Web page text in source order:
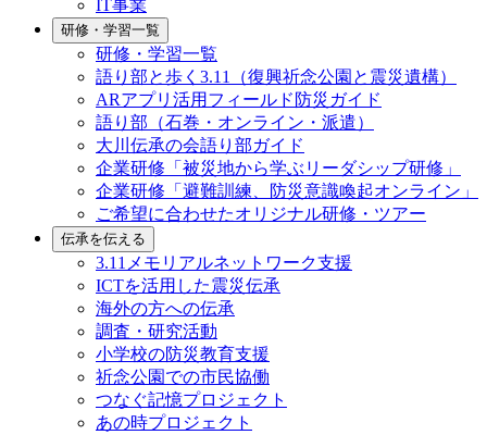
IT事業
研修・学習一覧
研修・学習一覧
語り部と歩く3.11（復興祈念公園と震災遺構）
ARアプリ活用フィールド防災ガイド
語り部（石巻・オンライン・派遣）
大川伝承の会語り部ガイド
企業研修「被災地から学ぶリーダシップ研修」
企業研修「避難訓練、防災意識喚起オンライン」
ご希望に合わせたオリジナル研修・ツアー
伝承を伝える
3.11メモリアルネットワーク支援
ICTを活用した震災伝承
海外の方への伝承
調査・研究活動
小学校の防災教育支援
祈念公園での市民協働
つなぐ記憶プロジェクト
あの時プロジェクト